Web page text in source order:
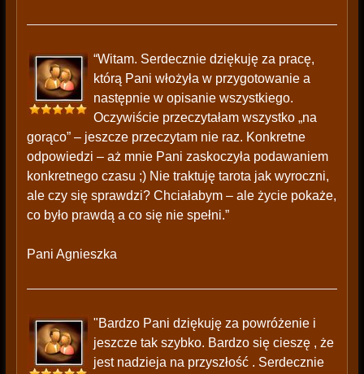
“Witam. Serdecznie dziękuję za pracę,
którą Pani włożyła w przygotowanie a
następnie w opisanie wszystkiego.
Oczywiście przeczytałam wszystko „na
gorąco” – jeszcze przeczytam nie raz. Konkretne
odpowiedzi – aż mnie Pani zaskoczyła podawaniem
konkretnego czasu ;) Nie traktuję tarota jak wyroczni,
ale czy się sprawdzi? Chciałabym – ale życie pokaże,
co było prawdą a co się nie spełni.”
Pani Agnieszka
"Bardzo Pani dziękuję za powróżenie i
jeszcze tak szybko. Bardzo się cieszę , że
jest nadzieja na przyszłość . Serdecznie